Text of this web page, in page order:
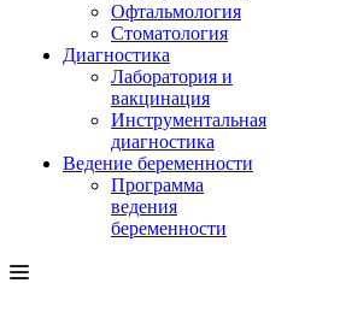
Офтальмология
Стоматология
Диагностика
Лаборатория и
вакцинация
Инструментальная
диагностика
Ведение беременности
Программа
ведения
беременности